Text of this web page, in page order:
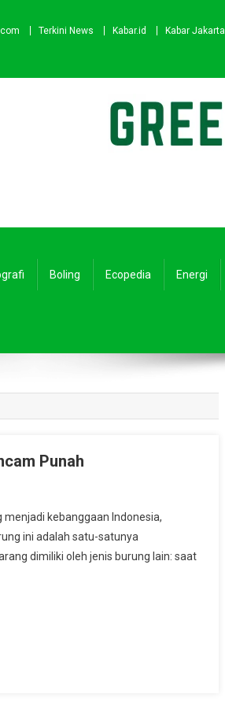
Terkini News Kabar.id Kabar Jakarta
Boling Ecopedia Energi
Punah
kebanggaan Indonesia,
ini adalah satu-satunya
dimiliki oleh jenis burung lain: saat